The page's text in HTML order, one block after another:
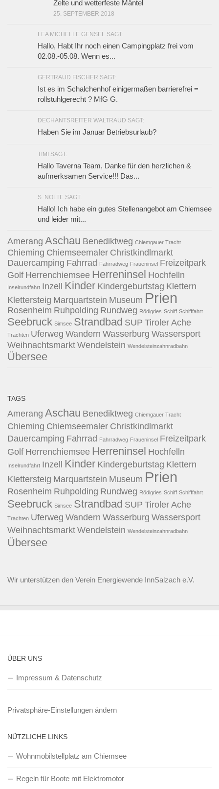
Zelte und wetterfeste Mäntel
25. SEPTEMBER 2018
LEA MICHELLE GENSEL SAGT:
Hallo, Habt Ihr noch einen Campingplatz frei vom
02.08.-05.08. Wenn es...
GERTRAUD FISCHER SAGT:
Ist es im Schalchenhof einigermaßen barrierefrei =
rollstuhlgerecht ? MfG G.
DECHANTSREITER WALTRAUD SAGT:
Haben Sie im Januar Betriebsurlaub?
TIMI SAGT:
Hallo Taverna Team, Danke für den herzlichen &
aufmerksamen Service!!! Das...
S. NOLTE SAGT:
Hallo! Ich habe ein gutes Stellenangebot am Chiemsee
und leider mit...
Amerang Aschau Benediktweg Chiemgauer Tracht
Chieming Chiemseemaler Christkindlmarkt
Dauercamping Fahrrad Fahrradweg Fraueninsel Freizeitpark
Golf Herrenchiemsee Herreninsel Hochfelln
Inselrundfahrt Inzell Kinder Kindergeburtstag Klettern
Klettersteig Marquartstein Museum Prien
Rosenheim Ruhpolding Rundweg Rödlgries Schiff Schifffahrt
Seebruck Simsee Strandbad SUP Tiroler Ache
Trachten Uferweg Wandern Wasserburg Wassersport
Weihnachtsmarkt Wendelstein Wendelsteinzahnradbahn
Übersee
TAGS
Amerang Aschau Benediktweg Chiemgauer Tracht
Chieming Chiemseemaler Christkindlmarkt
Dauercamping Fahrrad Fahrradweg Fraueninsel Freizeitpark
Golf Herrenchiemsee Herreninsel Hochfelln
Inselrundfahrt Inzell Kinder Kindergeburtstag Klettern
Klettersteig Marquartstein Museum Prien
Rosenheim Ruhpolding Rundweg Rödlgries Schiff Schifffahrt
Seebruck Simsee Strandbad SUP Tiroler Ache
Trachten Uferweg Wandern Wasserburg Wassersport
Weihnachtsmarkt Wendelstein Wendelsteinzahnradbahn
Übersee
Wir unterstützen den Verein Energiewende InnSalzach e.V.
ÜBER UNS
Impressum & Datenschutz
Privatsphäre-Einstellungen ändern
NÜTZLICHE LINKS
Wohnmobilstellplatz am Chiemsee
Regeln für Boote mit Elektromotor